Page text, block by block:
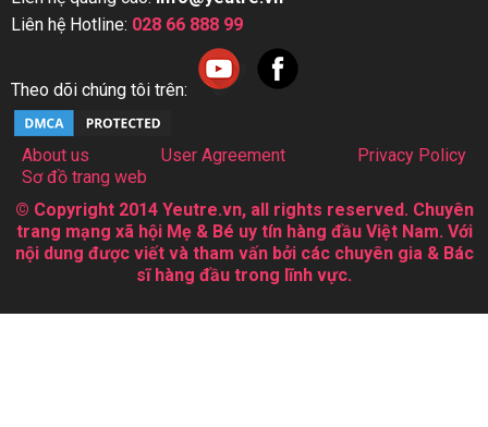
Liên hệ Hotline: 028 66 888 99
Theo dõi chúng tôi trên:
About us User Agreement
Privacy Policy
Sơ đồ trang web
© Copyright 2014 Yeutre.vn, all rights reserved. Chuyên
trang mạng xã hội Mẹ & Bé uy tín hàng đầu Việt Nam. Với
nội dung được viết và tham vấn bởi các chuyên gia & Bác
sĩ hàng đầu trong lĩnh vực.